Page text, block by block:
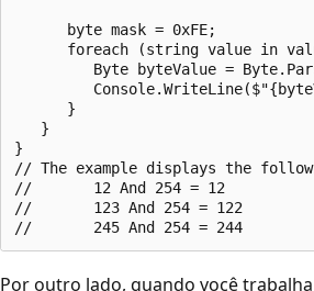
      byte mask = 0xFE;
foreach (string value in
Byte byteValue =
      }
   }
}
// The example displays the
//       12 And 254 = 12
//       123 And 254 = 122
Por outro lado, quando você